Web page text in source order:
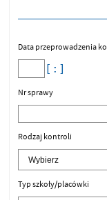
Data przeprowadzenia
Nr sprawy
Rodzaj kontroli
Typ szkoły/placówki